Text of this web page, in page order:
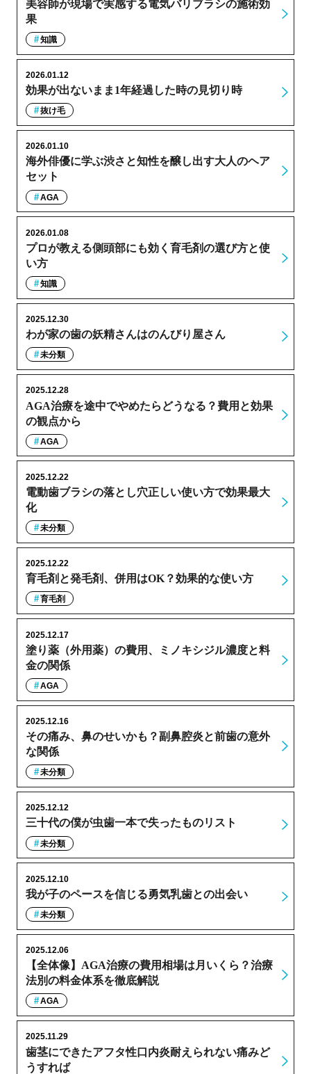
美容師が現場で実感する電気バリブラシの施術効
果
知識
効果が出ないまま1年経過した時の見切り時
2026.01.12
抜け毛
海外俳優に学ぶ渋さと知性を醸し出す大人のヘア
セット
2026.01.10
AGA
プロが教える側頭部にも効く育毛剤の選び方と使
い方
2026.01.08
知識
わが家の歯の妖精さんはのんびり屋さん
2025.12.30
未分類
AGA治療を途中でやめたらどうなる？費用と効果
の観点から
2025.12.28
AGA
電動歯ブラシの落とし穴正しい使い方で効果最大
化
2025.12.22
未分類
育毛剤と発毛剤、併用はOK？効果的な使い方
2025.12.22
育毛剤
塗り薬（外用薬）の費用、ミノキシジル濃度と料
金の関係
2025.12.17
AGA
その痛み、鼻のせいかも？副鼻腔炎と前歯の意外
な関係
2025.12.16
未分類
三十代の僕が虫歯一本で失ったものリスト
2025.12.12
未分類
我が子のペースを信じる勇気乳歯との出会い
2025.12.10
未分類
【全体像】AGA治療の費用相場は月いくら？治療
法別の料金体系を徹底解説
2025.12.06
AGA
歯茎にできたアフタ性口内炎耐えられない痛みど
うすれば
2025.11.29